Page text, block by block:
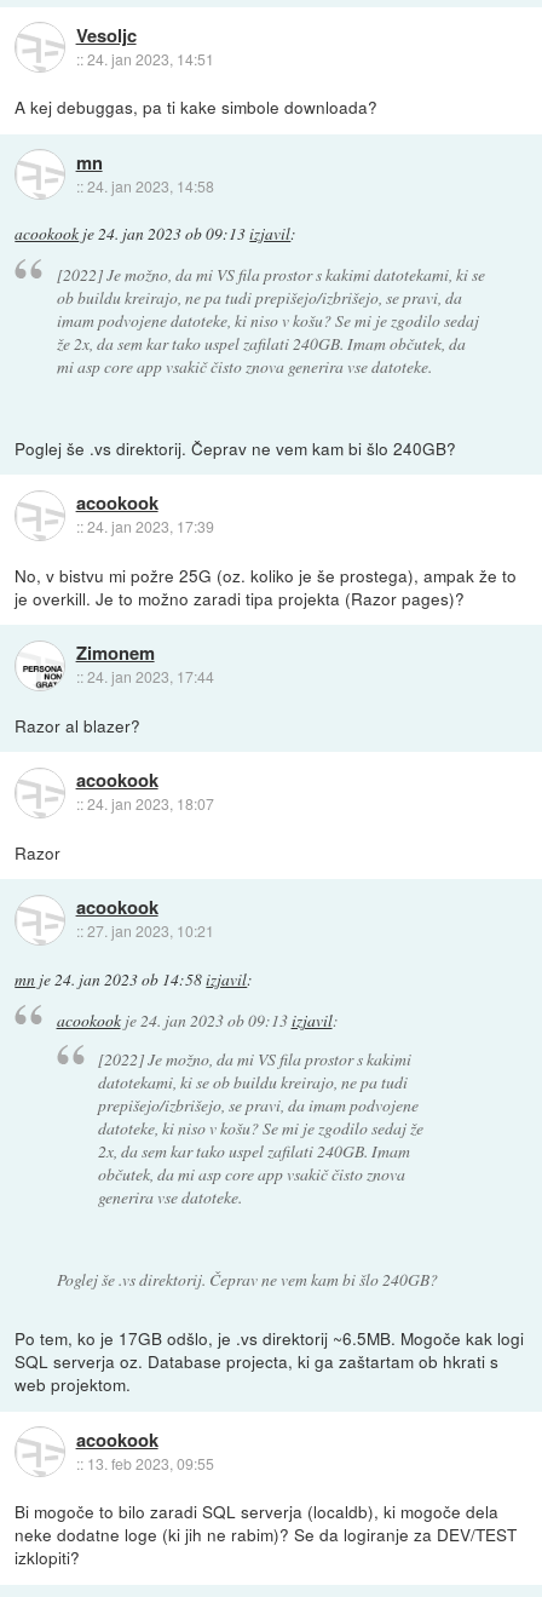
Vesoljc
::24. jan 2023, 14:51
A kej debuggas, pa ti kake simbole downloada?
mn
::24. jan 2023, 14:58
acookook je24. jan 2023 ob 09:13izjavil:
[2022] Je možno, da mi VS fila prostor s kakimi datotekami, ki se
ob buildu kreirajo, ne pa tudi prepišejo/izbrišejo, se pravi, da
imam podvojene datoteke, ki niso v košu? Se mi je zgodilo sedaj
že 2x, da sem kar tako uspel zafilati 240GB. Imam občutek, da
mi asp core app vsakič čisto znova generira vse datoteke.
Poglej še .vs direktorij. Čeprav ne vem kam bi šlo 240GB?
acookook
::24. jan 2023, 17:39
No, v bistvu mi požre 25G (oz. koliko je še prostega), ampak že to
je overkill. Je to možno zaradi tipa projekta (Razor pages)?
Zimonem
::24. jan 2023, 17:44
Razor al blazer?
acookook
::24. jan 2023, 18:07
Razor
acookook
::27. jan 2023, 10:21
mn je24. jan 2023 ob 14:58izjavil:
acookookje 24. jan 2023 ob 09:13izjavil:
[2022] Je možno, da mi VS fila prostor s kakimi
datotekami, ki se ob buildu kreirajo, ne pa tudi
prepišejo/izbrišejo, se pravi, da imam podvojene
datoteke, ki niso v košu? Se mi je zgodilo sedaj že
2x, da sem kar tako uspel zafilati 240GB. Imam
občutek, da mi asp core app vsakič čisto znova
generira vse datoteke.
Poglej še .vs direktorij. Čeprav ne vem kam bi šlo 240GB?
Po tem, ko je 17GB odšlo, je .vs direktorij ~6.5MB. Mogoče kak logi
SQL serverja oz. Database projecta, ki ga zaštartam ob hkrati s
web projektom.
acookook
:: 13. feb 2023, 09:55
Bi mogoče to bilo zaradi SQL serverja (localdb), ki mogoče dela
neke dodatne loge (ki jih ne rabim)? Se da logiranje za DEV/TEST
izklopiti?